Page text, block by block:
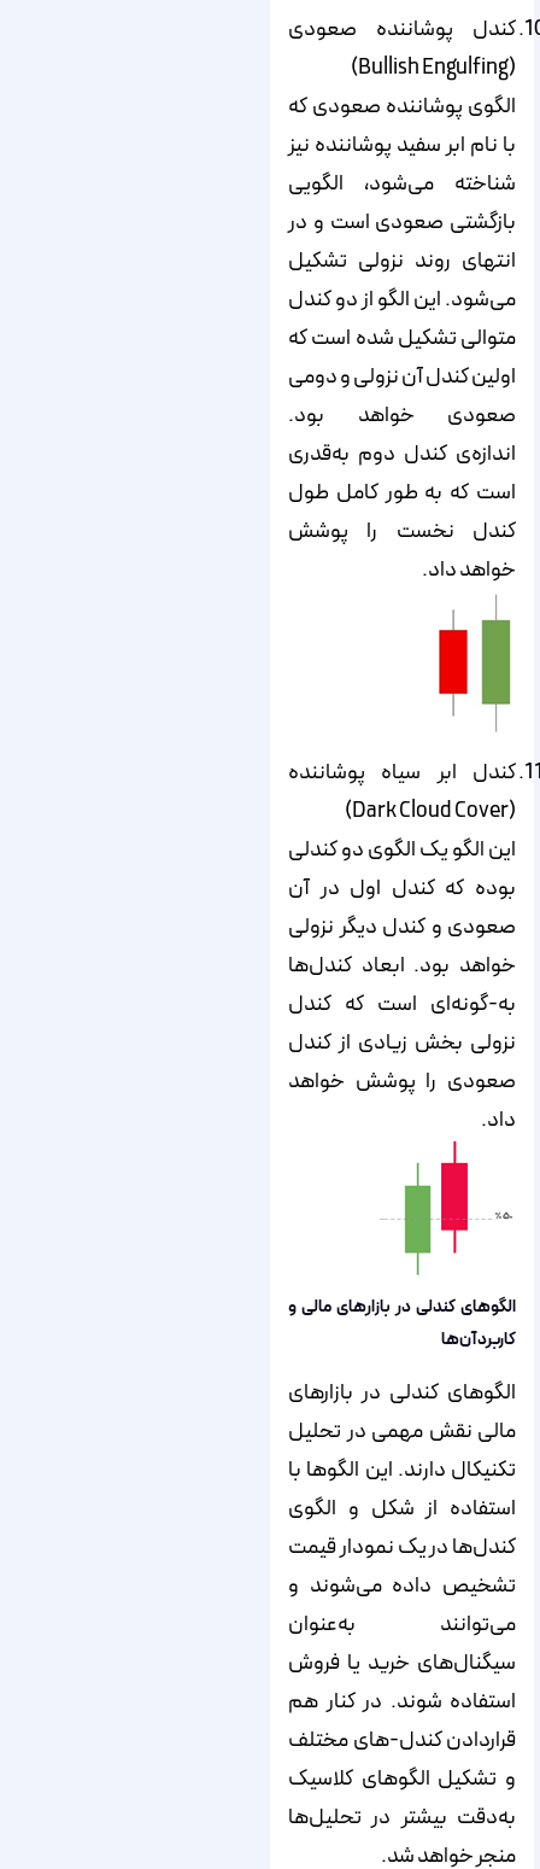
کندل پوشاننده صعودی
(Bullish Engulfing)
الگوی پوشاننده صعودی که
با نام ابر سفید پوشاننده نیز
شناخته می‌‌‌‌‌شود، الگویی
بازگشتی صعودی است و در
انتهای روند نزولی تشکیل
می‌‌‌‌‌شود. این الگو از دو کندل
متوالی تشکیل شده است که
اولین کندل آن نزولی و دومی
صعودی خواهد بود.
اندازه‌‌‌‌‌ی کندل دوم به‌‌‌‌‌قدری
است که به طور کامل طول
کندل نخست را پوشش
خواهد داد.
کندل ابر سیاه پوشاننده
(Dark Cloud Cover)
این الگو یک الگوی دو کندلی
بوده که کندل اول در آن
صعودی و کندل دیگر نزولی
خواهد بود. ابعاد کندل‌‌‌‌‌ها
به-گونه‌‌‌‌‌ای است که کندل
نزولی بخش زیادی از کندل
صعودی را پوشش خواهد
داد.
الگوهای کندلی در بازارهای مالی و
کاربرد آن‌ها
الگوهای کندلی در بازارهای
مالی نقش مهمی در تحلیل
تکنیکال دارند. این الگوها با
استفاده از شکل و الگوی
کندل‌ها در یک نمودار قیمت
تشخیص داده می‌شوند و
می‌توانند به‌عنوان
سیگنال‌های خرید یا فروش
استفاده شوند. در کنار هم
قراردادن کندل-های مختلف
و تشکیل الگوهای کلاسیک
به‌دقت بیشتر در تحلیل‌‌‌‌‌ها
منجر خواهد شد.